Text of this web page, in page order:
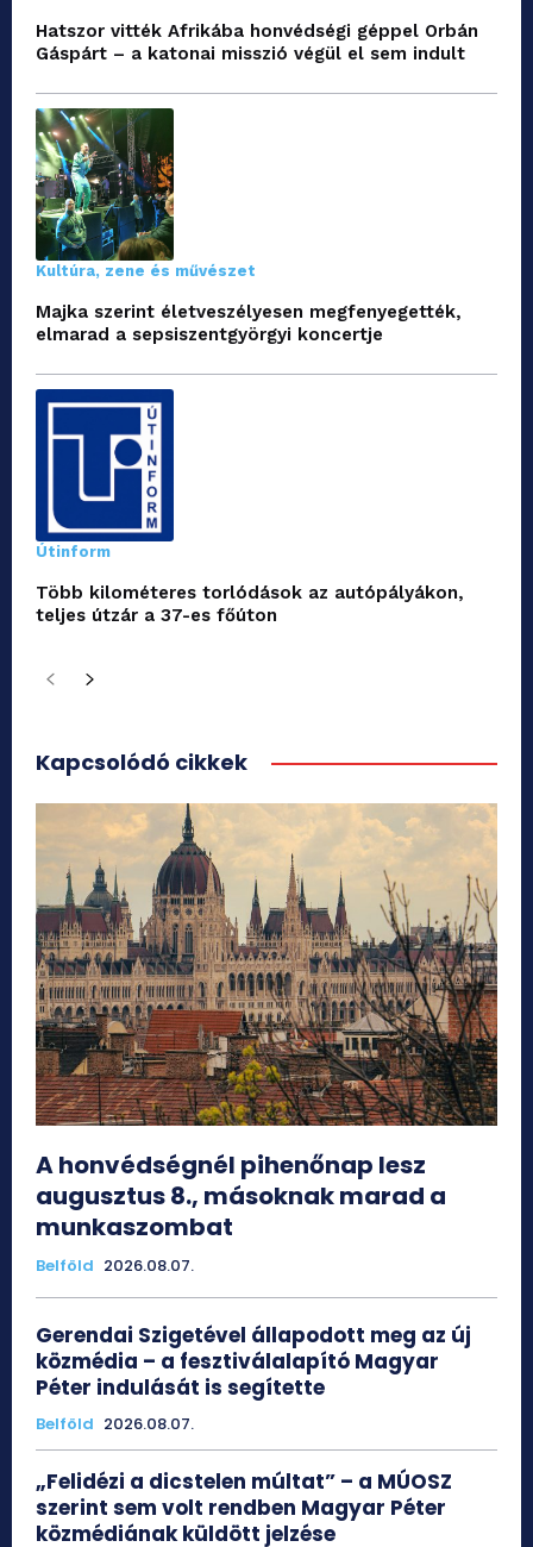
Hatszor vitték Afrikába honvédségi géppel Orbán
Gáspárt – a katonai misszió végül el sem indult
Kultúra, zene és művészet
Majka szerint életveszélyesen megfenyegették,
elmarad a sepsiszentgyörgyi koncertje
Útinform
Több kilométeres torlódások az autópályákon,
teljes útzár a 37-es főúton
Kapcsolódó cikkek
A honvédségnél pihenőnap lesz
augusztus 8., másoknak marad a
munkaszombat
Belföld 2026.08.07.
Gerendai Szigetével állapodott meg az új
közmédia – a fesztiválalapító Magyar
Péter indulását is segítette
Belföld 2026.08.07.
„Felidézi a dicstelen múltat” – a MÚOSZ
szerint sem volt rendben Magyar Péter
közmédiának küldött jelzése